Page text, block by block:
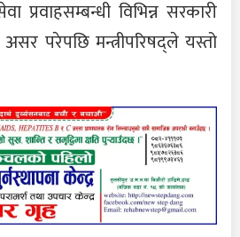
प्रवाहसम्बन्धी विभिन्न सरकारी
परेपछि मन्त्रीपरिषद्ले यस्तो